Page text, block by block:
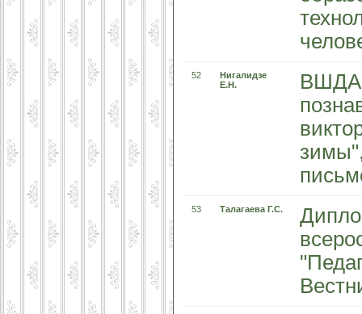
52
Нигалидзе
Е.Н.
ВШДА
53 Талагаева Г.С.